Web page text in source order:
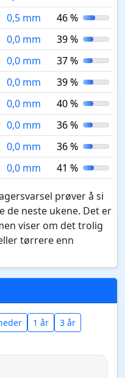
0,5 mm
46 %
0,0 mm
39 %
0,0 mm
37 %
0,0 mm
39 %
0,0 mm
40 %
0,0 mm
36 %
0,0 mm
36 %
0,0 mm 41 %
prøver å si
de neste ukene. Det er
viser om det trolig
tørrere enn
1 år
3 år